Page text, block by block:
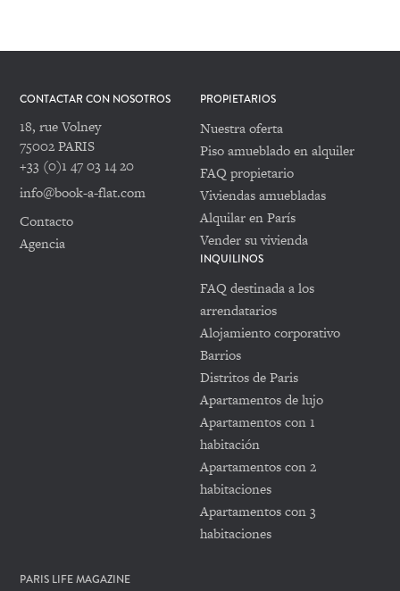
CONTACTAR CON NOSOTROS
18, rue Volney
75002 PARIS
+33 (0)1 47 03 14 20
info@book-a-flat.com
Contacto
Agencia
PROPIETARIOS
Nuestra oferta
Piso amueblado en alquiler
FAQ propietario
Viviendas amuebladas
Alquilar en París
Vender su vivienda
INQUILINOS
FAQ destinada a los
arrendatarios
Alojamiento corporativo
Barrios
Distritos de Paris
Apartamentos de lujo
Apartamentos con 1
habitación
Apartamentos con 2
habitaciones
Apartamentos con 3
habitaciones
PARIS LIFE MAGAZINE